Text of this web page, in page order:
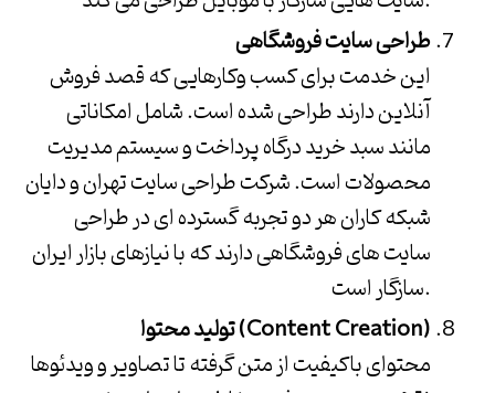
طراحی سایت فروشگاهی
این خدمت برای کسب وکارهایی که قصد فروش
آنلاین دارند طراحی شده است. شامل امکاناتی
مانند سبد خرید درگاه پرداخت و سیستم مدیریت
محصولات است.شرکت طراحی سایت تهرانودایان
شبکه کارانهر دو تجربه گسترده ای در طراحی
سایت های فروشگاهی دارند که با نیازهای بازار ایران
سازگار است.
تولید محتوا (Content Creation)
محتوای باکیفیت از متن گرفته تا تصاویر و ویدئوها